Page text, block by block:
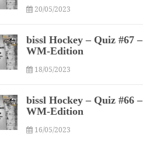
20/05/2023
bissl Hockey – Quiz #67 –
WM-Edition
18/05/2023
bissl Hockey – Quiz #66 –
WM-Edition
16/05/2023